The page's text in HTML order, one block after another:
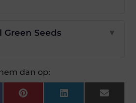
Green Seeds
▼
dan op:
PinterestLinkedInEmail